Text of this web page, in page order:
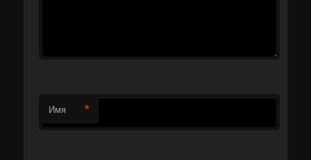
Имя *